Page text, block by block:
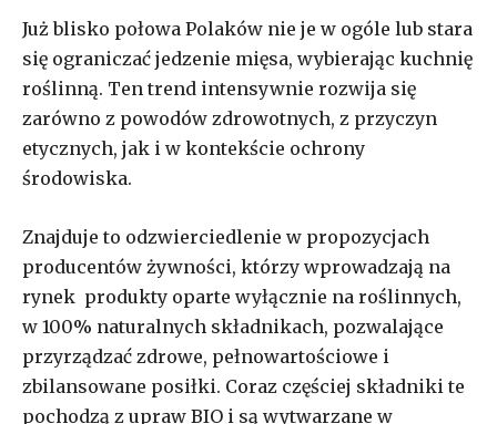
Już blisko połowa Polaków nie je w ogóle lub stara
się ograniczać jedzenie mięsa, wybierając kuchnię
roślinną. Ten trend intensywnie rozwija się
zarówno z powodów zdrowotnych, z przyczyn
etycznych, jak i w kontekście ochrony
środowiska.
Znajduje to odzwierciedlenie w propozycjach
producentów żywności, którzy wprowadzają na
rynek produkty oparte wyłącznie na roślinnych,
w 100% naturalnych składnikach, pozwalające
przyrządzać zdrowe, pełnowartościowe i
zbilansowane posiłki. Coraz częściej składniki te
pochodzą z upraw BIO i są wytwarzane w